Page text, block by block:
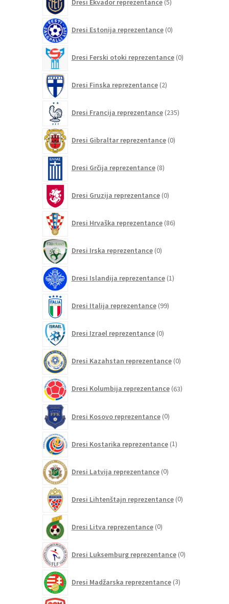
Dresi Ekvador reprezentance 5izdelkov
Dresi Estonija reprezentance 0izdelkov
Dresi Ferski otoki reprezentance 0izdelkov
Dresi Finska reprezentance 2izdelka
Dresi Francija reprezentance 235izdelkov
Dresi Gibraltar reprezentance 0izdelkov
Dresi Grčija reprezentance 8izdelkov
Dresi Gruzija reprezentance 0izdelkov
Dresi Hrvaška reprezentance 86izdelkov
Dresi Irska reprezentance 0izdelkov
Dresi Islandija reprezentance 1izdelek
Dresi Italija reprezentance 99izdelkov
Dresi Izrael reprezentance 0izdelkov
Dresi Kazahstan reprezentance 0izdelkov
Dresi Kolumbija reprezentance 63izdelkov
Dresi Kosovo reprezentance 0izdelkov
Dresi Kostarika reprezentance 1izdelek
Dresi Latvija reprezentance 0izdelkov
Dresi Lihtenštajn reprezentance 0izdelkov
Dresi Litva reprezentance 0izdelkov
Dresi Luksemburg reprezentance 0izdelkov
Dresi Madžarska reprezentance 3izdelki